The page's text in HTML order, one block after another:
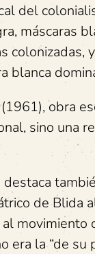
del
máscaras
colonizadas,
blanca
obra
sino una
de Blida
era la “de